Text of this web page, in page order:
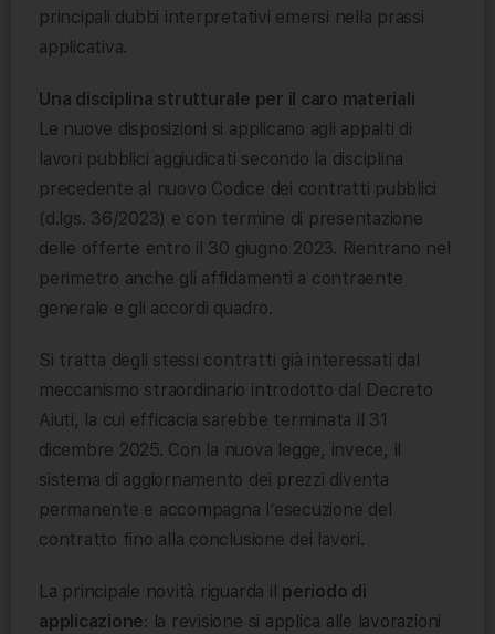
principali dubbi interpretativi emersi nella prassi
applicativa.
Una disciplina strutturale per il caro materiali
Le nuove disposizioni si applicano agli appalti di
lavori pubblici aggiudicati secondo la disciplina
precedente al nuovo Codice dei contratti pubblici
(d.lgs. 36/2023) e con termine di presentazione
delle offerte entro il 30 giugno 2023. Rientrano nel
perimetro anche gli affidamenti a contraente
generale e gli accordi quadro.
Si tratta degli stessi contratti già interessati dal
meccanismo straordinario introdotto dal Decreto
Aiuti, la cui efficacia sarebbe terminata il 31
dicembre 2025. Con la nuova legge, invece, il
sistema di aggiornamento dei prezzi diventa
permanente e accompagna l’esecuzione del
contratto fino alla conclusione dei lavori.
La principale novità riguarda il periodo di
applicazione: la revisione si applica alle lavorazioni